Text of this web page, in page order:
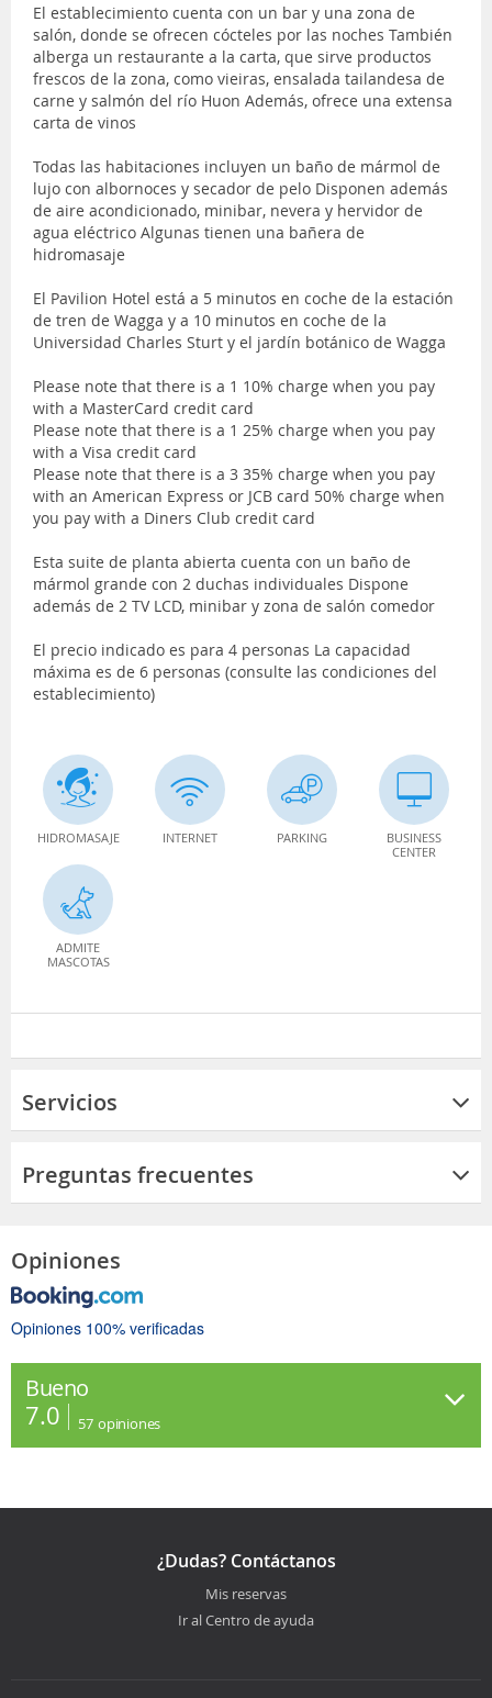
El establecimiento cuenta con un bar y una zona de
salón, donde se ofrecen cócteles por las noches También
alberga un restaurante a la carta, que sirve productos
frescos de la zona, como vieiras, ensalada tailandesa de
carne y salmón del río Huon Además, ofrece una extensa
carta de vinos
Todas las habitaciones incluyen un baño de mármol de
lujo con albornoces y secador de pelo Disponen además
de aire acondicionado, minibar, nevera y hervidor de
agua eléctrico Algunas tienen una bañera de
hidromasaje
El Pavilion Hotel está a 5 minutos en coche de la estación
de tren de Wagga y a 10 minutos en coche de la
Universidad Charles Sturt y el jardín botánico de Wagga
Please note that there is a 1 10% charge when you pay
with a MasterCard credit card
Please note that there is a 1 25% charge when you pay
with a Visa credit card
Please note that there is a 3 35% charge when you pay
with an American Express or JCB card 50% charge when
you pay with a Diners Club credit card
Esta suite de planta abierta cuenta con un baño de
mármol grande con 2 duchas individuales Dispone
además de 2 TV LCD, minibar y zona de salón comedor
El precio indicado es para 4 personas La capacidad
máxima es de 6 personas (consulte las condiciones del
establecimiento)
HIDROMASAJE INTERNET PARKING
BUSINESS
CENTER
ADMITE
MASCOTAS
Servicios
Preguntas frecuentes
Opiniones
Opiniones 100% verificadas
Bueno
7.0 57 opiniones
¿Dudas? Contáctanos
Mis reservas
Ir al Centro de ayuda